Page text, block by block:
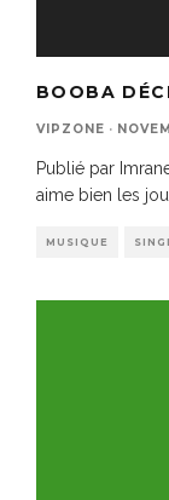
BOOBA
VIPZONE ·
Publié par
aime bien les
MUSIQUE